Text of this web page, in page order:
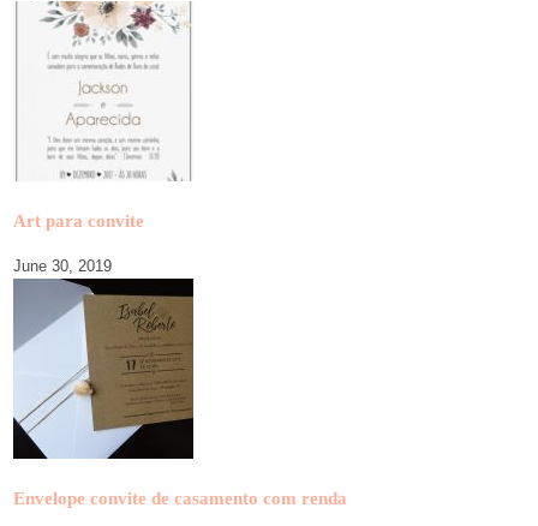
Art para convite
June 30, 2019
Envelope convite de casamento com renda